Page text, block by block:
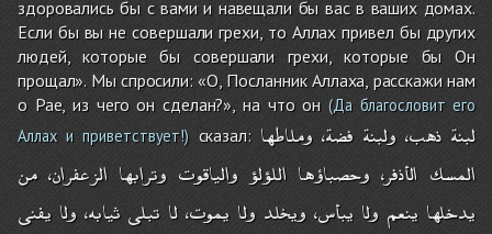
здоровались бы с вами и навещали бы вас в ваших домах.
Если бы вы не совершали грехи, то Аллах привел бы других
людей, которые бы совершали грехи, которые бы Он
прощал». Мы спросили: «О, Посланник Аллаха, расскажи нам
о Рае, из чего он сделан?», на что он (Да благословит его
Аллах и приветствует!) сказал: لبنة ذهب، ولبنة فضة، وملاطها
المسك الأذفر، وحصباؤها اللؤلؤ والياقوت وترابها الزعفران، من
يدخلها ينعم ولا يبأس،ويخلد ولا يموت، لا تبلى ثيابه،ولا يفنى